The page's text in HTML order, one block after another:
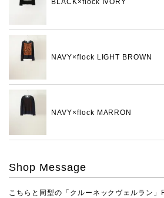
BLACK×flock IVORY
NAVY×flock LIGHT BROWN
NAVY×flock MARRON
Shop Message
こちらと同型の 「クルーネックヴェルラン」